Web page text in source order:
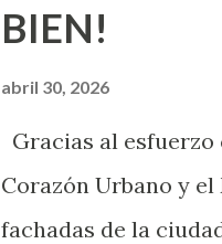
nuevo que aprender
como cualquier
cuando ambas
BIEN!
abril 30, 2026
Gracias al
Corazón Urbano y
fachadas de la